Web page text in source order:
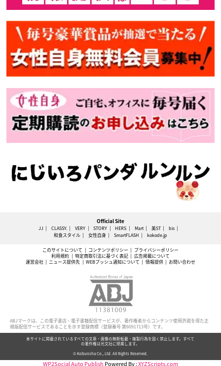
Official Site
JJ CLASSY. VERY STORY HERS Mart 美ST
bis
和食スタイル
女性自身 SmartFLASH kokode.jp
このサイトについて コンテンツポリシー
プライバシーポリシー
利用規約
特定商取引法に基づく表記
広告掲載について
運営会社
ニュース提供先 WEBプッシュ通知について 情報提供 お問い合わせ
ABJマークは、この電子書店・電子書籍配信サービスが、著作権者からコンテンツ使用許諾を得た正
規版配信サービスであることを示す登録商標（登録番号 第6091713号）です。
本サイトに掲載されているすべての文章・画像の無断転載・複製行為を固く禁止します。すべて
の著作権は光文社に帰属します。
© Kobunsha Co., Ltd. All Rights Reserved.
WP2Social Auto Publish Powered By :XYZScripts.com